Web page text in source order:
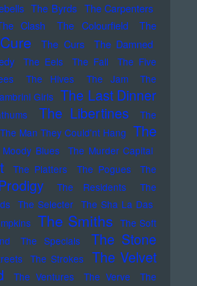
The Byrds The Carpenters
Clash The Colourfield
The
The Curs
The Damned
The Eels The Fall
The Five
The Hives The Jam
The
Girls The Last Dinner
The Libertines
The
The Man They Could'nt Hang The
Blues The Murder Capital
The Platters The Pogues
The
The Residents
The
The Selecter The Sha La Das
The Smiths The Soft
The Specials
The Stone
The Strokes
The Velvet
The Ventures The Verve
The